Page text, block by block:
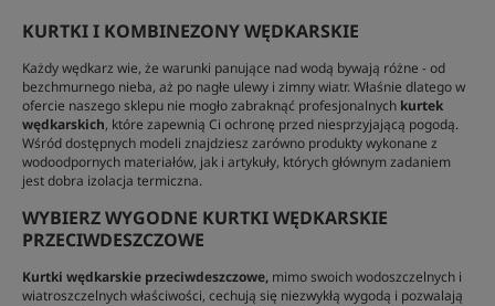
KURTKI I KOMBINEZONY WĘDKARSKIE
Każdy wędkarz wie, że warunki panujące nad wodą bywają różne - od
bezchmurnego nieba, aż po nagłe ulewy i zimny wiatr. Właśnie dlatego w
ofercie naszego sklepu nie mogło zabraknąć profesjonalnych kurtek
wędkarskich, które zapewnią Ci ochronę przed niesprzyjającą pogodą.
Wśród dostępnych modeli znajdziesz zarówno produkty wykonane z
wodoodpornych materiałów, jak i artykuły, których głównym zadaniem
jest dobra izolacja termiczna.
WYBIERZ WYGODNE KURTKI WĘDKARSKIE
PRZECIWDESZCZOWE
Kurtki wędkarskie przeciwdeszczowe, mimo swoich wodoszczelnych i
wiatroszczelnych właściwości, cechują się niezwykłą wygodą i pozwalają